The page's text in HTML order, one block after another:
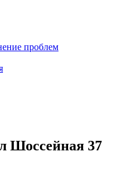
проблем
Шоссейная 37